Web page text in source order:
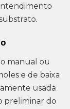
manual ou
e de baixa
usada
preliminar do